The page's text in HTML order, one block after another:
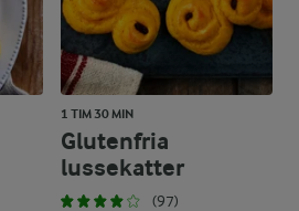
1 TIM 30 MIN
Glutenfria
lussekatter
(97)